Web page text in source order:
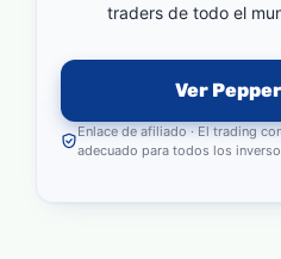
traders de todo el
Ver
Enlace de afiliado · El trading
adecuado para todos los